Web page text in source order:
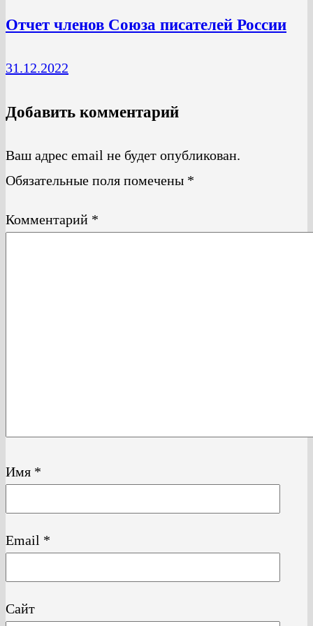
Отчет членов Союза писателей России
31.12.2022
Добавить комментарий
Ваш адрес email не будет опубликован.
Обязательные поля помечены *
Комментарий *
Имя *
Email *
Сайт